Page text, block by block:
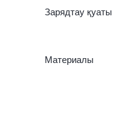
Зарядтау қуаты
Материалы